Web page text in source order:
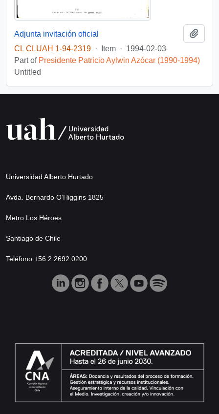
Adjunta invitación oficial
CL CLUAH 1-94-2319 · Item · 1994-02-03
Part of Presidente Patricio Aylwin Azócar (1990-1994)
Untitled
Universidad Alberto Hurtado
Avda. Bernardo O’Higgins 1825
Metro Los Héroes
Santiago de Chile
Teléfono +56 2 2692 0200